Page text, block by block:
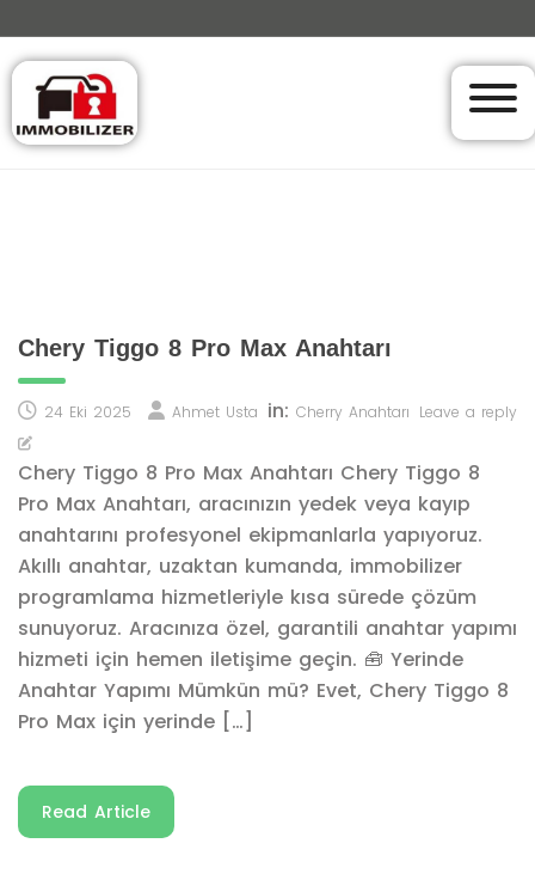
Chery Tiggo 8 Pro Max Anahtarı
24 Eki 2025 Ahmet Usta in: Cherry Anahtarı Leave a reply
Chery Tiggo 8 Pro Max Anahtarı Chery Tiggo 8
Pro Max Anahtarı, aracınızın yedek veya kayıp
anahtarını profesyonel ekipmanlarla yapıyoruz.
Akıllı anahtar, uzaktan kumanda, immobilizer
programlama hizmetleriyle kısa sürede çözüm
sunuyoruz. Aracınıza özel, garantili anahtar yapımı
hizmeti için hemen iletişime geçin. 🧰 Yerinde
Anahtar Yapımı Mümkün mü? Evet, Chery Tiggo 8
Pro Max için yerinde […]
Read Article